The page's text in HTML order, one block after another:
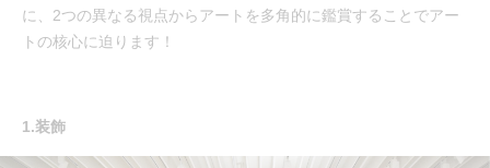
に、2つの異なる視点からアートを多角的に鑑賞することでアー
トの核心に迫ります！
1.装飾